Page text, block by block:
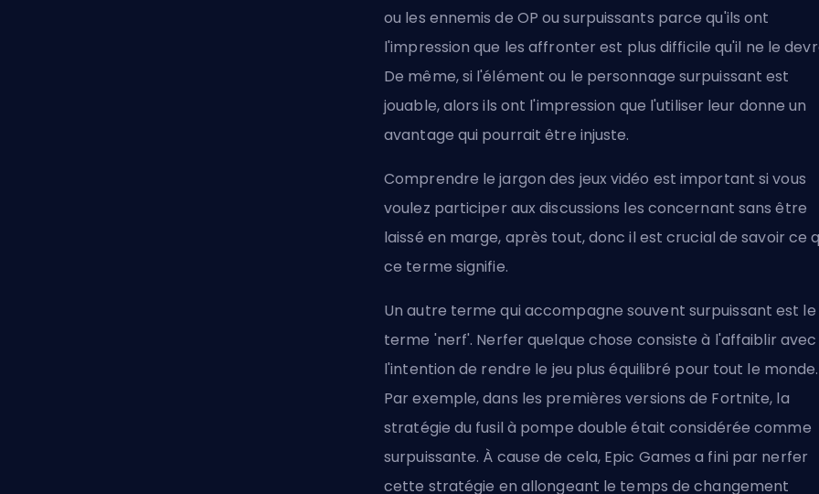
ou les ennemis de OP ou surpuissants parce qu'ils ont
l'impression que les affronter est plus difficile qu'il ne le
De même, si l'élément ou le personnage surpuissant est
jouable, alors ils ont l'impression que l'utiliser leur donne un
avantage qui pourrait être injuste.
Comprendre le jargon des jeux vidéo est important si vous
voulez participer aux discussions les concernant sans être
laissé en marge, après tout, donc il est crucial de savoir ce
ce terme signifie.
Un autre terme qui accompagne souvent surpuissant est le
terme 'nerf'. Nerfer quelque chose consiste à l'affaiblir avec
l'intention de rendre le jeu plus équilibré pour tout le monde.
Par exemple, dans les premières versions de Fortnite, la
stratégie du fusil à pompe double était considérée comme
surpuissante. À cause de cela, Epic Games a fini par nerfer
cette stratégie en allongeant le temps de changement